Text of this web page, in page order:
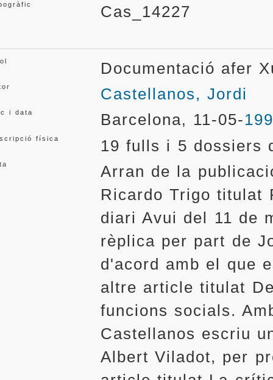
Cas_14227
Documentació afer
Castellanos, Jordi
i data Barcelona, 11-05-
física 19 fulls i 5 dossiers
Arran de la
Ricardo Trigo titulat
diari Avui del 11 de
rèplica per part de
d'acord amb el que
altre article titulat
funcions socials.
Castellanos escriu
Albert Viladot, per